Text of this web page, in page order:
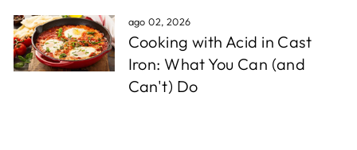
ago 02, 2026
Cooking with Acid in Cast
Iron: What You Can (and
Can't) Do